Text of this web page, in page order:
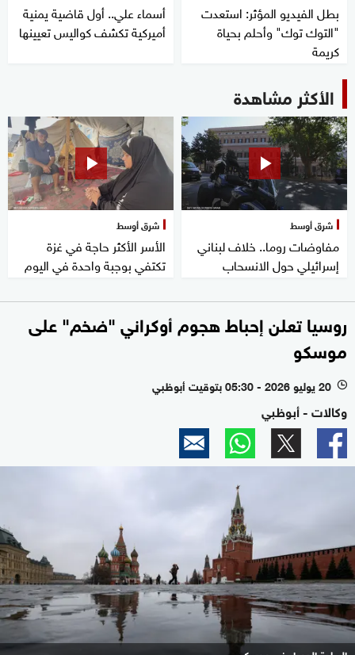
بطل الفيديو المؤثر: استعدت
"التوك توك" وأحلم بحياة
كريمة
أسماء علي.. أول قاضية يمنية
أميركية تكشف كواليس تعيينها
الأكثر مشاهدة
شرق أوسط
مفاوضات روما.. خلاف لبناني
إسرائيلي حول الانسحاب
شرق أوسط
الأسر الأكثر حاجة في غزة
تكتفي بوجبة واحدة في اليوم
روسيا تعلن إحباط هجوم أوكراني "ضخم" على
موسكو
l 20 يوليو 2026 - 05:30 بتوقيت أبوظبي
وكالات - أبوظبي